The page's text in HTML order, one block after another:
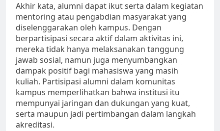
Akhir kata, alumni dapat ikut serta dalam kegiatan
mentoring atau pengabdian masyarakat yang
diselenggarakan oleh kampus. Dengan
berpartisipasi secara aktif dalam aktivitas ini,
mereka tidak hanya melaksanakan tanggung
jawab sosial, namun juga menyumbangkan
dampak positif bagi mahasiswa yang masih
kuliah. Partisipasi alumni dalam komunitas
kampus memperlihatkan bahwa institusi itu
mempunyai jaringan dan dukungan yang kuat,
serta maupun jadi pertimbangan dalam langkah
akreditasi.